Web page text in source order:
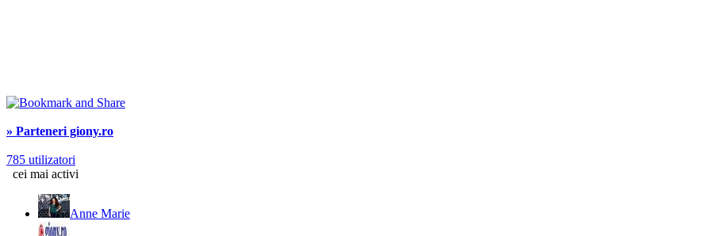
» Parteneri giony.ro
785 utilizatori
cei mai activi
Anne Marie